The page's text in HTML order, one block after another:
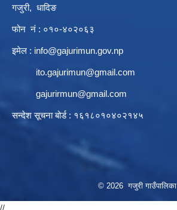
गजुरी, धादिङ
फोन नं : ०१०-४०२०६३
इमेल : info@gajurimun.gov.np
ito.gajurimun@gmail.com
gajurirmun@gmail.com
सन्देश सूचना बोर्ड : १६१८०१०४०२१४५
© 2026 गजुरी गाउँपालिका
//